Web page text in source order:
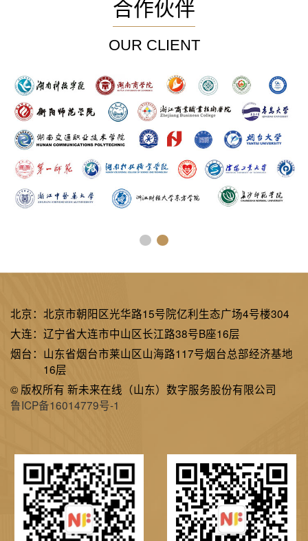
合作伙伴
OUR CLIENT
北京： 北京市朝阳区光华路15号院亿利生态广场4号楼304
大连： 辽宁省大连市中山区长江路38号B座16层
烟台： 山东省烟台市莱山区山海路117号烟台总部经济基地
16层
© 版权所有 新未来在线（山东）数字服务股份有限公司
鲁ICP备16014779号-1